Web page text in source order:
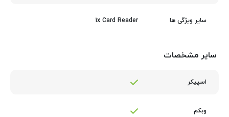
سایر ویژگی ها 1x Card Reader
سایر مشخصات
اسپیکر
وبکم